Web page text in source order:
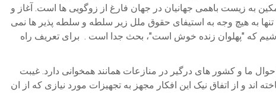
به زیست باهمی جهانیان در جهان فارغ از زوگویی ها است. آغاز و
به هیچ وجه به استیفای حقوق ملل زیر سلطه و سلطه پذیر ها نمی
باشیم که "پهلوان زنده خوش است"، بحث جدا است . برای تعریف راه
ما و کشور های درگیر در منازعات همانند همخوانی دارد. غیبت
و از اتفاق نیک این افکار مجهز به تجهیزات مورد نیازی که از ان